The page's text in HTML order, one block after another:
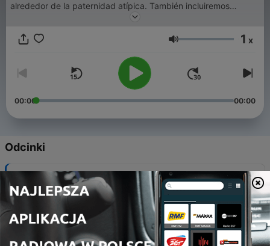
alrededor de la paternidad atípica. También incluiremos
psicología, violencia intrafamiliar, bullying y muchos otros
nuestra labor como padres de familia.
https://anchor.fm/espectrolatino Búscanos en Spotify, Apple y
Google podcasts como Espectro Latino
Głośność 1 x
00:00 00:00
Odcinki
No pareces autista
14 cze 2023
19 - Soy autista